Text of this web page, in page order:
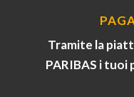
Tramite la
PARIBAS i tuoi